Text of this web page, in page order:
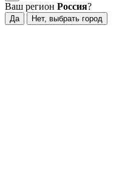
Ваш регион Россия?
Да Нет, выбрать город